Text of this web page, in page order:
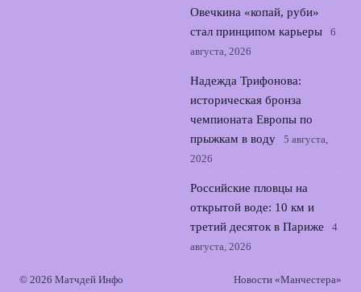
Овечкина «копай, руби»
стал принципом карьеры
6
августа, 2026
Надежда Трифонова:
историческая бронза
чемпионата Европы по
прыжкам в воду
5 августа,
2026
Российские пловцы на
открытой воде: 10 км и
третий десяток в Париже
4
августа, 2026
© 2026 Матчдей Инфо Новости «Манчестера»